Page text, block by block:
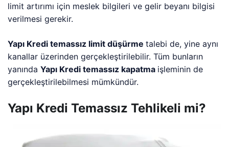
limit artırımı için meslek bilgileri ve gelir beyanı bilgisi
verilmesi gerekir.
Yapı Kredi temassız limit düşürmetalebi de, yine aynı
kanallar üzerinden gerçekleştirilebilir. Tüm bunların
yanındaYapı Kredi temassız kapatma işleminin de
gerçekleştirilebilmesi mümkündür.
Yapı Kredi Temassız Tehlikeli mi?